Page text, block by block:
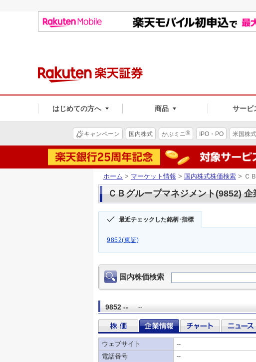
はじめての方へ 商品 サービ
キャンペーン 国内株式 かぶミニ® IPO・PO 米国株式
ホーム > マーケット情報 > 国内株式株価検索 > Ｃ
ＣＢグループマネジメント(9852) 企
最近チェックした銘柄･指標
9852(東証)